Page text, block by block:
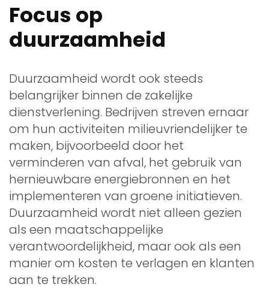
Focus op
duurzaamheid
Duurzaamheid wordt ook steeds
belangrijker binnen de zakelijke
dienstverlening. Bedrijven streven ernaar
om hun activiteiten milieuvriendelijker te
maken, bijvoorbeeld door het
verminderen van afval, het gebruik van
hernieuwbare energiebronnen en het
implementeren van groene initiatieven.
Duurzaamheid wordt niet alleen gezien
als een maatschappelijke
verantwoordelijkheid, maar ook als een
manier om kosten te verlagen en klanten
aan te trekken.